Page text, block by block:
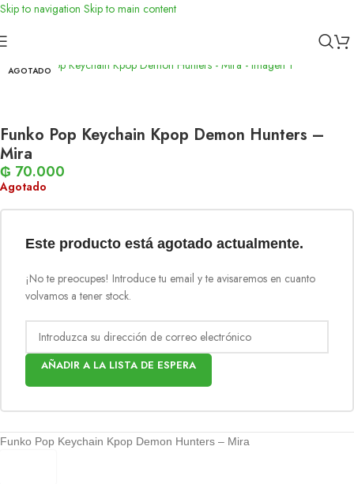
Skip to navigation Skip to main content
Inicio
AGOTADO
Funko Pop Keychain Kpop Demon Hunters –
Mira
₲ 70.000
Agotado
Este producto está agotado actualmente.
¡No te preocupes! Introduce tu email y te avisaremos en cuanto
volvamos a tener stock.
AÑADIR A LA LISTA DE ESPERA
Funko Pop Keychain Kpop Demon Hunters – Mira